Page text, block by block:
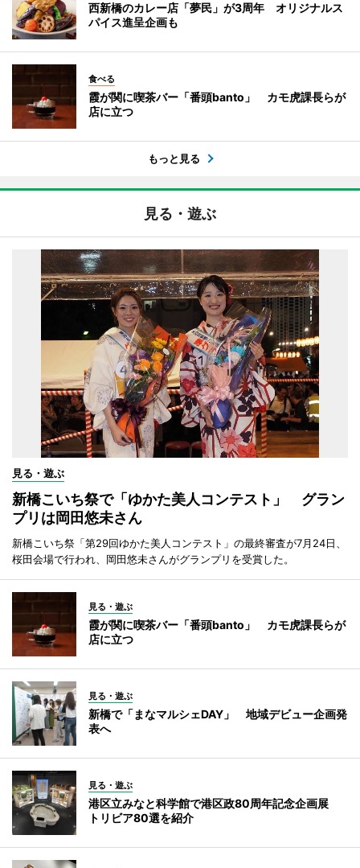
西新橋のカレー店「夢民」が3周年 オリジナルス
パイス進呈企画も
食べる
霞が関に喫茶バー「番頭banto」 カモ虎課長らが
店に立つ
もっと見る
見る・遊ぶ
見る・遊ぶ
新橋こいち祭で「ゆかた美人コンテスト」 グラン
プリは岡田悠未さん
新橋こいち祭「第29回ゆかた美人コンテスト」の最終審査が7月24日、
桜田会場で行われ、岡田悠未さんがグランプリを受賞した。
見る・遊ぶ
霞が関に喫茶バー「番頭banto」 カモ虎課長らが
店に立つ
見る・遊ぶ
新橋で「まなマルシェDAY」 地域デビュー企画発
表へ
見る・遊ぶ
港区立みなと科学館で港区政80周年記念企画展
トリビア80選を紹介